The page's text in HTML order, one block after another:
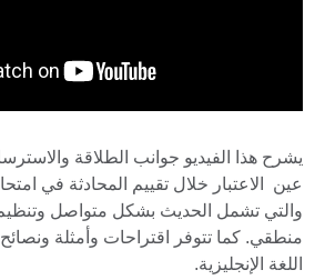
يشرح هذا الفيديو جوانب الطلاقة
والتي تشمل الحديث بشكل متواصل
منطقي. كما تتوفر اقتراحات وأمثلة
اللغة الإنجليزية.